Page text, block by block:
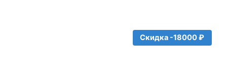
Скидка -18000 ₽